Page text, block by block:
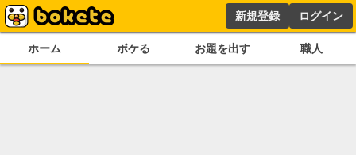
新規登録 ログイン
ホーム ボケる お題を出す 職人